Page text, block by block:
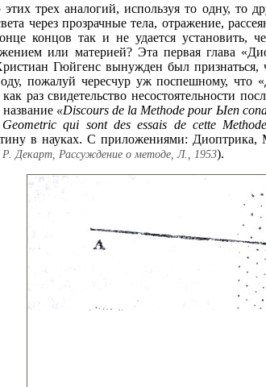
трех аналогий, используя то одну, то
через прозрачные тела, отражение,
концов так и не удается установить,
или материей? Эта первая глава
Гюйгенс вынужден был признаться,
пожалуй чересчур уж поспешному, что
как раз свидетельство несостоятельности
«Discours de la Methode pour Ыеп
qui sont des essais de cette
в науках. С приложениями:
Р. Декарт, Рассуждение о методе, Л., 1953).